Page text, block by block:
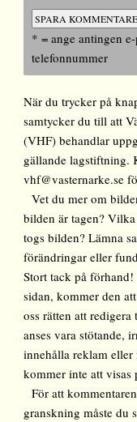
* = ange antingen
telefonnummer
När du trycker på
samtycker du till att
(VHF) behandlar
gällande lagstiftning.
vhf@vasternarke.se
Vet du mer om
bilden är tagen?
togs bilden? Lämna
förändringar eller
Stort tack på
sidan, kommer den
oss rätten att
anses vara stötande,
innehålla reklam eller
kommer inte att visas
För att
granskning måste du